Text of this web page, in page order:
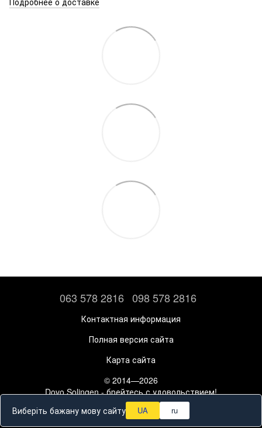
063 578 2816 098 578 2816
Контактная информация
Полная версия сайта
Карта сайта
© 2014—2026
Dovo Solingen - брейтесь с удовольствием!
Рус Укр
Виберіть бажану мову сайту UA ru